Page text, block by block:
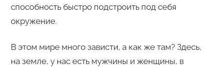
способность быстро подстроить под себя
окружение.
В этом мире много зависти, а как же там? Здесь,
на земле, у нас есть мужчины и женщины, в